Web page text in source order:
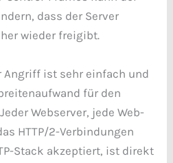
dass der Server
wieder freigibt.
Angriff ist sehr einfach und
für den
Webserver, jede Web-
HTTP/2-Verbindungen
Stack akzeptiert, ist direkt